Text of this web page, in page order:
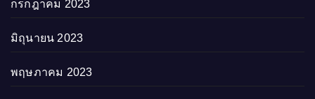
กรกฎาคม 2023
มิถุนายน 2023
พฤษภาคม 2023